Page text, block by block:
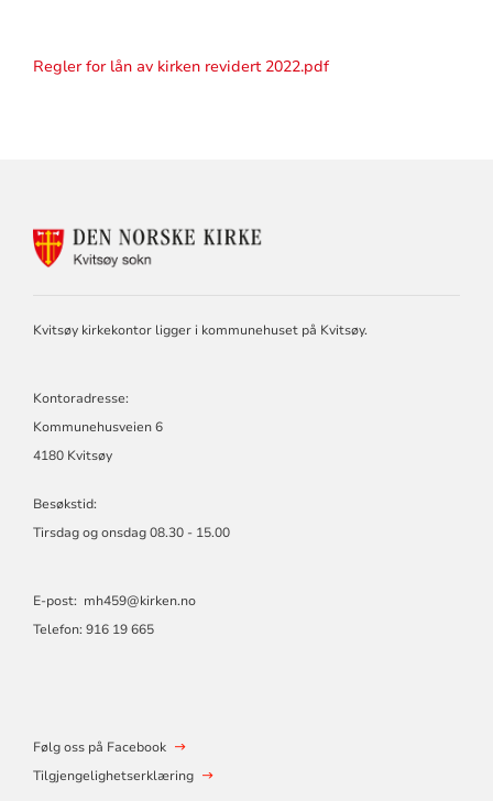
Regler for lån av kirken revidert 2022.pdf
Kvitsøy kirkekontor ligger i kommunehuset på Kvitsøy.
Kontoradresse:
Kommunehusveien 6
4180 Kvitsøy
Besøkstid:
Tirsdag og onsdag 08.30 - 15.00
E-post: mh459@kirken.no
Telefon: 916 19 665
Følg oss på Facebook
Tilgjengelighetserklæring